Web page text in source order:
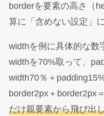
borderを要素の高さ（
算に「含めない設定」
widthを例に具体的な数
widthを70%取って、
width70％＋
border2px＋border2px
だけ親要素から飛び出